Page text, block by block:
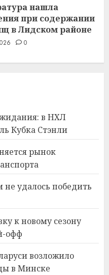
нашла
при содержании
в Лидском районе
0
в НХЛ
Кубка Стэнли
рынок
удалось победить
к новому сезону
офф
возложило
в Минске